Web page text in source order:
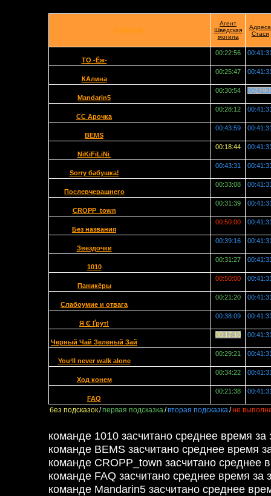
КОМАНДЫ
Агент
Шведская
могила
Адреса
Стаси
ТО -Ёж-
00:22:56
КАлина
00:25:47
Mandarin5
00:30:54
СС Арочка
00:28:12
BEMS
00:43:59
NiKiFiLiNi
00:18:44
Sorry бабушка!
00:43:31
Послевчерашнего
00:33:08
CROPP_town
00:31:39
Без названия
00:50:00
Звездочки
00:39:16
1010
00:31:27
Паникёры
00:50:00
Слабоумие и отвага
00:21:20
Я Є Ґрут!
00:38:09
Черный Чай Зеленый Зай
00:17:10
You‘ll never walk alone
00:29:21
Ход конем
00:34:22
FAQ
00:21:38
без подсказок/первая подсказка/вторая подсказка/не
команде 1010 засчитано среднее время
команде BEMS засчитано среднее время
команде CROPP_town засчитано среднее
команде FAQ засчитано среднее время за
команде Mandarin5 засчитано среднее